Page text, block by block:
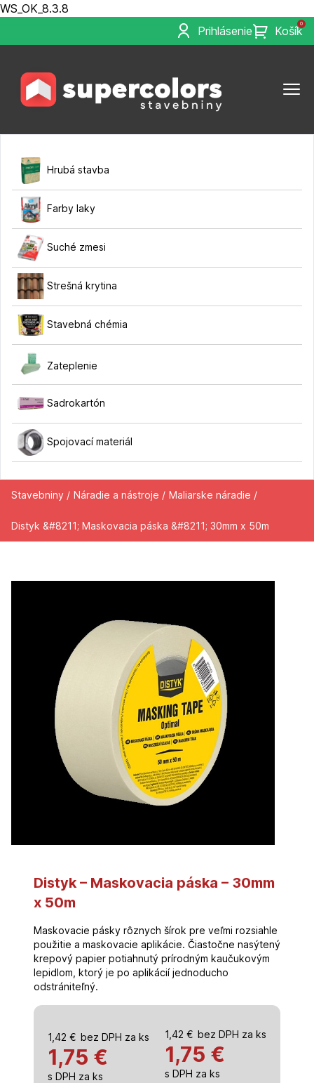
WS_OK_8.3.8
Prihlásenie
0
Košík
Hrubá stavba
Farby laky
Suché zmesi
Strešná krytina
Stavebná chémia
Zateplenie
Sadrokartón
Spojovací materiál
Stavebniny / Náradie a nástroje / Maliarske náradie /
Distyk &#8211; Maskovacia páska &#8211; 30mm x 50m
Distyk – Maskovacia páska – 30mm
x 50m
Maskovacie pásky rôznych šírok pre veľmi rozsiahle
použitie a maskovacie aplikácie. Čiastočne nasýtený
krepový papier potiahnutý prírodným kaučukovým
lepidlom, ktorý je po aplikácií jednoducho
odstrániteľný.
1,42 € bez DPH za ks
1,75 €
s DPH za ks
1,42 € bez DPH za ks
1,75 €
s DPH za ks